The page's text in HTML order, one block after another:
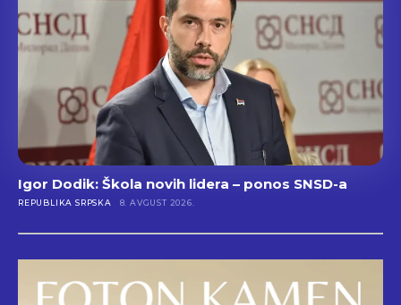
Igor Dodik: Škola novih lidera – ponos SNSD-a
REPUBLIKA SRPSKA 8. AVGUST 2026.